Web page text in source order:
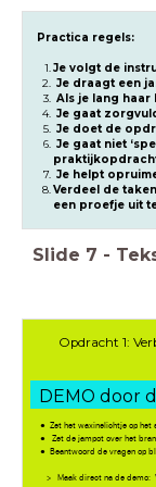
Practica regels:
Je volgt de
Je draagt een
Als je lang haar
Je gaat
Je doet de
Je gaat niet
Je helpt
Verdeel de
een proefje uit
Slide 7 -
Opdracht 1:
Zet het waxinelichtje op het
Zet de jampot over het
Beantwoord de vragen op
> Maak direct na de demo:
DEMO door